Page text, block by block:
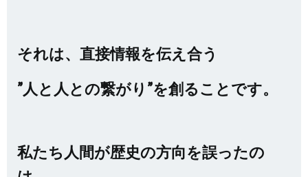
それは、直接情報を伝え合う
”人と人との繋がり”を創ることです。
私たち人間が歴史の方向を誤ったの